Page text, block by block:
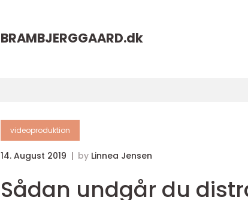
BRAMBJERGGAARD.dk
videoproduktion
14. August 2019 by Linnea Jensen
Sådan undgår du